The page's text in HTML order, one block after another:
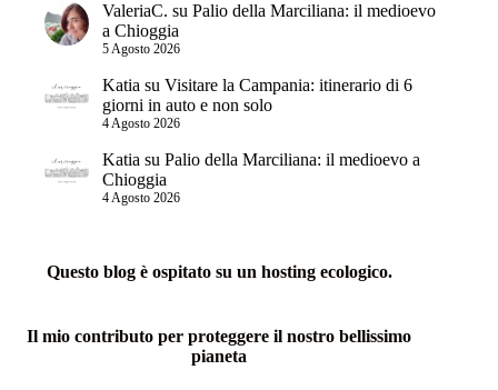
ValeriaC. su Palio della Marciliana: il medioevo
a Chioggia
5 Agosto 2026
Katia su Visitare la Campania: itinerario di 6
giorni in auto e non solo
4 Agosto 2026
Katia su Palio della Marciliana: il medioevo a
Chioggia
4 Agosto 2026
Questo blog è ospitato su un hosting ecologico.
Il mio contributo per proteggere il nostro bellissimo
pianeta